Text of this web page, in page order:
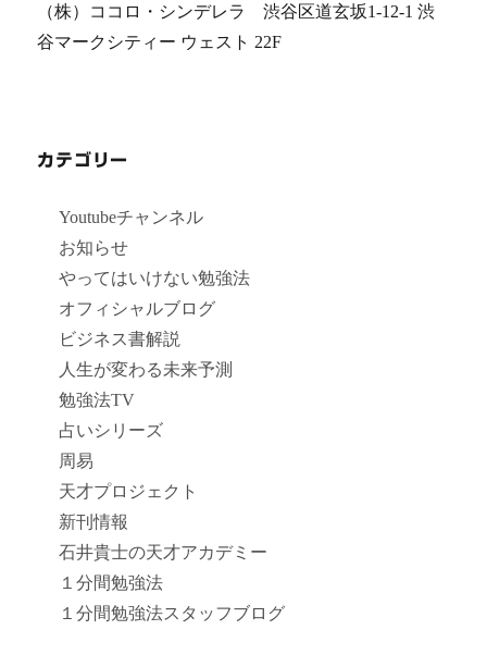
（株）ココロ・シンデレラ 渋谷区道玄坂1-12-1 渋
谷マークシティー ウェスト 22F
カテゴリー
Youtubeチャンネル
お知らせ
やってはいけない勉強法
オフィシャルブログ
ビジネス書解説
人生が変わる未来予測
勉強法TV
占いシリーズ
周易
天才プロジェクト
新刊情報
石井貴士の天才アカデミー
１分間勉強法
１分間勉強法スタッフブログ